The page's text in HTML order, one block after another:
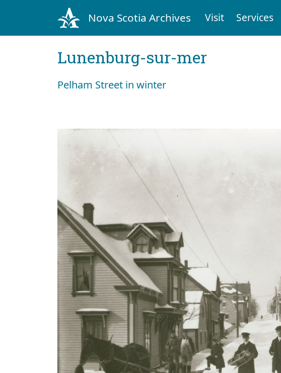
Nova Scotia Archives Visit Services
Lunenburg-sur-mer
Pelham Street in winter